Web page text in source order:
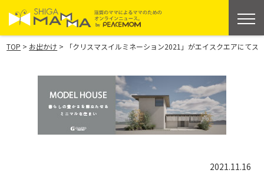
TOP > お出かけ > 「クリスマスイルミネーション2021」がエイスクエアにて
2021.11.16